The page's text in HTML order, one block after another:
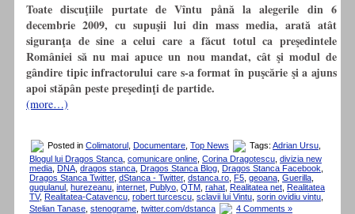
Toate discuţiile purtate de Vîntu pånă la alegerile din 6
decembrie 2009, cu supuşii lui din mass media, arată atât
siguranţa de sine a celui care a făcut totul ca preşedintele
României să nu mai apuce un nou mandat, cât şi modul de
gândire tipic infractorului care s-a format în puşcărie şi a ajuns
apoi stăpân peste preşedinţi de partide.
(more…)
Posted in Colimatorul Documentare Top News Tags: Adrian Ursu
Blogul lui Dragos Stanca comunicare online Corina Dragotescu divizia new
media DNA dragos stanca Dragos Stanca Blog Dragos Stanca Facebook
Dragos Stanca Twitter, dStanca - Twitter, dstanca.ro F5 geoana Guerilla
gugulanul hurezeanu internet Publyo QTM rahat Realitatea net Realitatea
TV, Realitatea-Catavencu robert turcescu sclavii lui Vintu sorin ovidiu vintu
Stelian Tanase stenograme twitter.com/dstanca 4 Comments »